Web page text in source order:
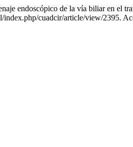
endoscópico de la vía biliar en el
cuadcir/article/view/2395.